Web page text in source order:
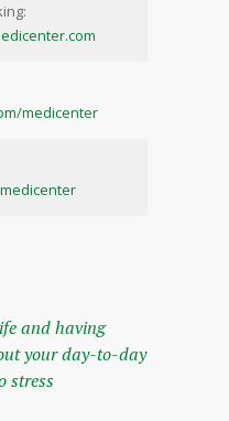
medicenter
and having
your day-to-day
stress